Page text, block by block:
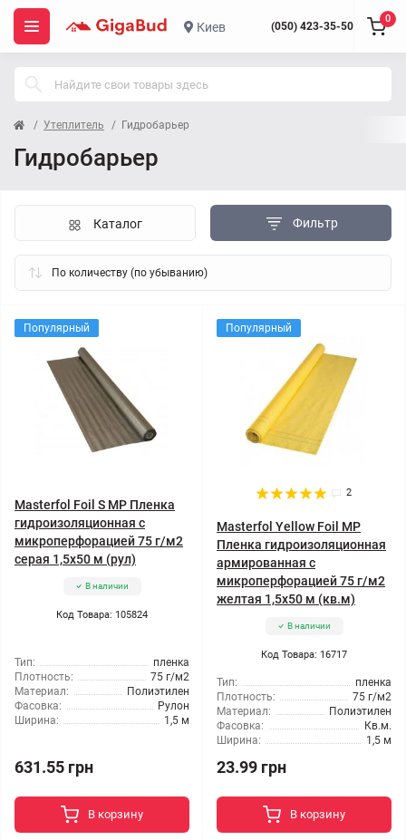
Киев (050) 423-35-50
0
Утеплитель Гидробарьер
Гидробарьер
Фильтр
Каталог
Популярный
Masterfol Foil S MP Пленка
гидроизоляционная с
микроперфорацией 75 г/м2
серая 1,5x50 м (рул)
В наличии
Код Товара: 105824
Тип:
пленка
Плотность:
75 г/м2
Материал:
Полиэтилен
Фасовка:
Рулон
Ширина:
1,5 м
631.55 грн
В корзину
Популярный
2
Masterfol Yellow Foil MP
Пленка гидроизоляционная
армированная с
микроперфорацией 75 г/м2
желтая 1,5x50 м (кв.м)
В наличии
Код Товара: 16717
Тип:
пленка
Плотность:
75 г/м2
Материал:
Полиэтилен
Фасовка:
Кв.м.
Ширина:
1,5 м
23.99 грн
В корзину